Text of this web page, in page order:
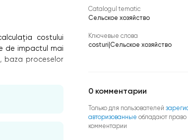
costului
de impactul mai
baza proceselor
Catalogul tematic
Cельское хозяйство
Ключевые слова
costuri Cельское хозяйство
0 комментарии
Только для пользователей
авторизованные обладают право
комментарии